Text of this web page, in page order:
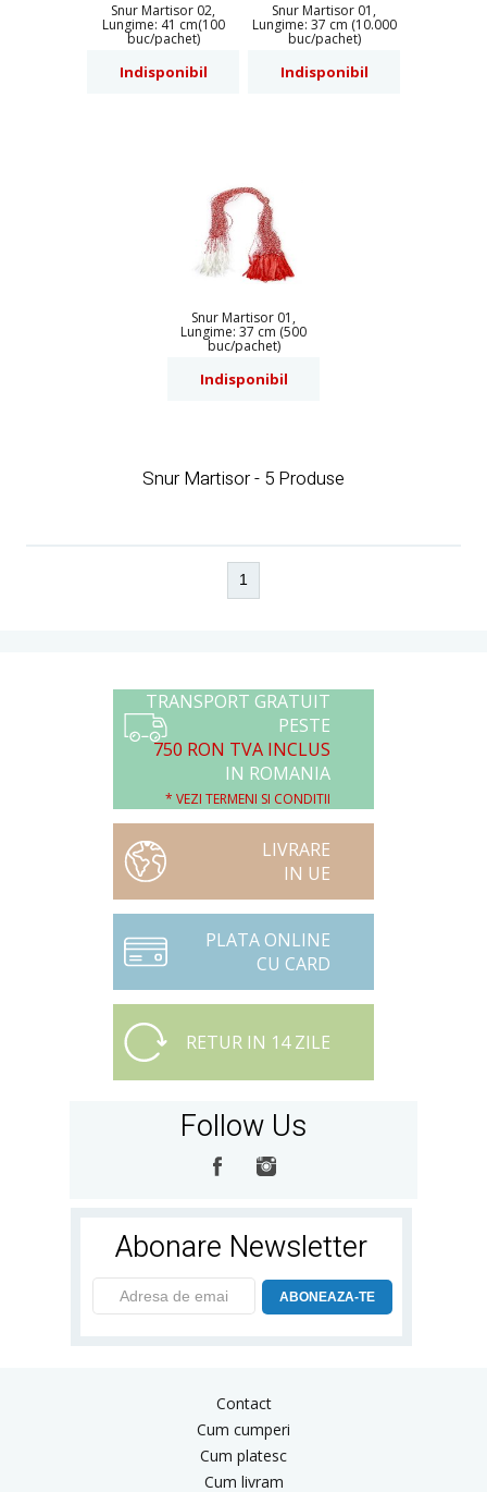
Snur Martisor 02,
Lungime: 41 cm(100
buc/pachet)
Indisponibil
Snur Martisor 01,
Lungime: 37 cm (10.000
buc/pachet)
Indisponibil
Snur Martisor 01,
Lungime: 37 cm (500
buc/pachet)
Indisponibil
Snur Martisor - 5 Produse
1
TRANSPORT GRATUIT
PESTE
750 RON TVA INCLUS
IN ROMANIA
* VEZI TERMENI SI CONDITII
LIVRARE
IN UE
PLATA ONLINE
CU CARD
RETUR IN 14 ZILE
Follow Us
Abonare Newsletter
ABONEAZA-TE
Contact
Cum cumperi
Cum platesc
Cum livram